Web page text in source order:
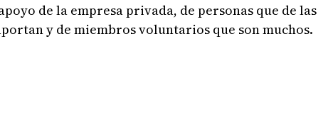
de la empresa privada, de personas que de las
y de miembros voluntarios que son muchos.